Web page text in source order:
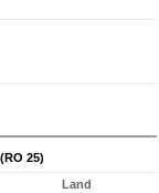
25)
Land